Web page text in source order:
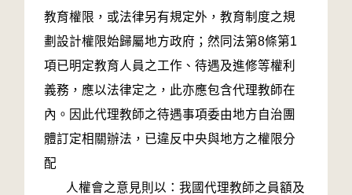
教育權限，或法律另有規定外，教育制度之規
劃設計權限始歸屬地方政府；然同法第8條第1
項已明定教育人員之工作、待遇及進修等權利
義務，應以法律定之，此亦應包含代理教師在
內。因此代理教師之待遇事項委由地方自治團
體訂定相關辦法，已違反中央與地方之權限分
配
人權會之意見則以：我國代理教師之員額及